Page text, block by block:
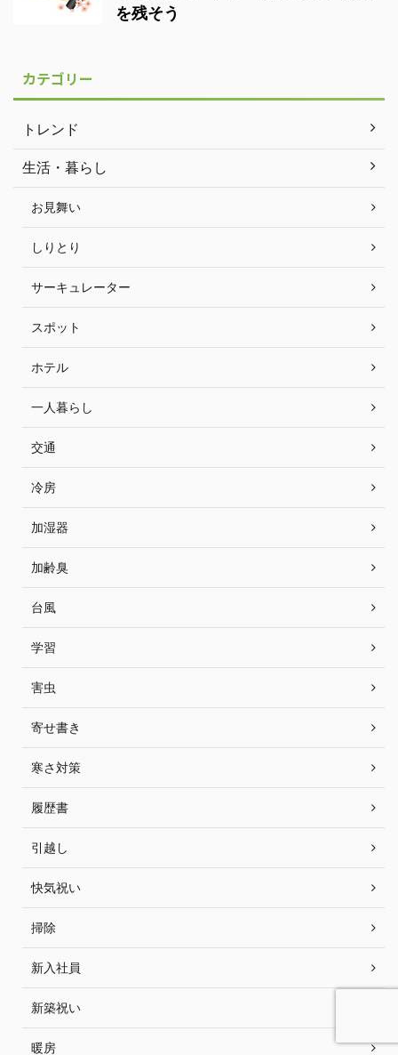
を残そう
カテゴリー
トレンド
生活・暮らし
お見舞い
しりとり
サーキュレーター
スポット
ホテル
一人暮らし
交通
冷房
加湿器
加齢臭
台風
学習
害虫
寄せ書き
寒さ対策
履歴書
引越し
快気祝い
掃除
新入社員
新築祝い
暖房